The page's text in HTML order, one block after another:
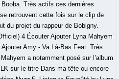
Très actifs ces dernières
retrouvent cette fois sur le clip de
du projet du rappeur de Bobigny.
4 Écouter Ajouter Lyna Mahyem
Amy - Va Là-Bas Feat. Très
a notamment posé sur l’album
sur le titre Dans ma tête ou encore